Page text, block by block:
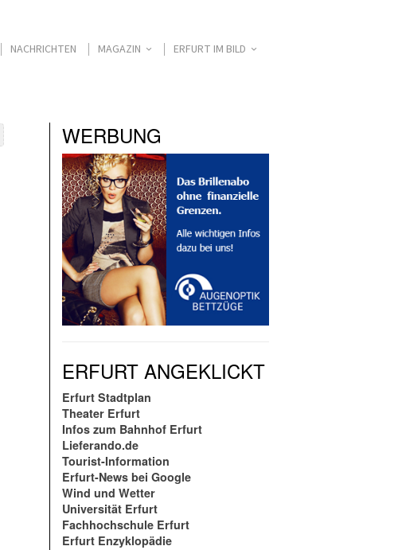
NACHRICHTEN MAGAZIN ERFURT IM BILD
WERBUNG
ERFURT ANGEKLICKT
Erfurt Stadtplan
Theater Erfurt
Infos zum Bahnhof Erfurt
Lieferando.de
Tourist-Information
Erfurt-News bei Google
Wind und Wetter
Universität Erfurt
Fachhochschule Erfurt
Erfurt Enzyklopädie